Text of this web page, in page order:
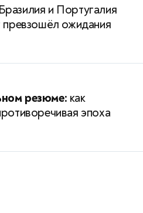
и Португалия
превзошёл ожидания
резюме: как
эпоха